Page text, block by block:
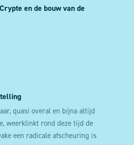
en de bouw van de
quasi overal en bijna altijd
weerklinkt rond deze tijd de
een radicale afscheuring is